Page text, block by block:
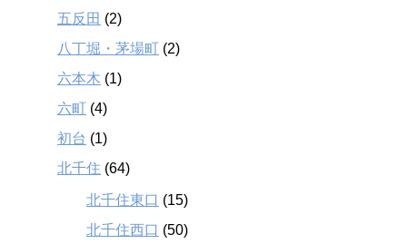
五反田 (2)
八丁堀・茅場町 (2)
六本木 (1)
六町 (4)
初台 (1)
北千住 (64)
北千住東口 (15)
北千住西口 (50)